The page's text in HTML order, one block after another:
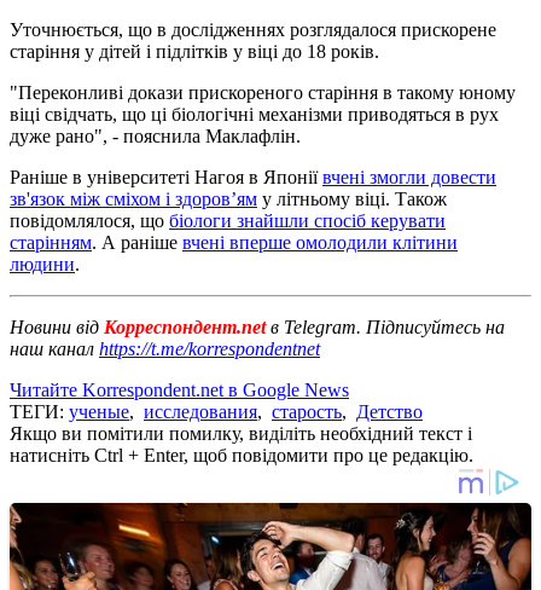
Уточнюється, що в дослідженнях розглядалося прискорене
старіння у дітей і підлітків у віці до 18 років.
"Переконливі докази прискореного старіння в такому юному
віці свідчать, що ці біологічні механізми приводяться в рух
дуже рано", - пояснила Маклафлін.
Раніше в університеті Нагоя в Японіївчені змогли довести
зв'язок між сміхом і здоров’ям у літньому віці. Також
повідомлялося, що біологи знайшли спосіб керувати
старінням. А раніше вчені вперше омолодили клітини
людини.
Новини від Корреспондент.netв Telegram. Підписуйтесь на
наш канал https://t.me/korrespondentnet
Читайте Korrespondent.net в Google News
ТЕГИ: ученые, исследования, старость, Детство
Якщо ви помітили помилку, виділіть необхідний текст і
натисніть Ctrl + Enter, щоб повідомити про це редакцію.